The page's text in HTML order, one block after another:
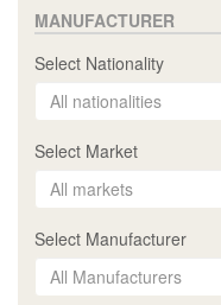
MANUFACTURER
Select Nationality
Select Market
Select Manufacturer